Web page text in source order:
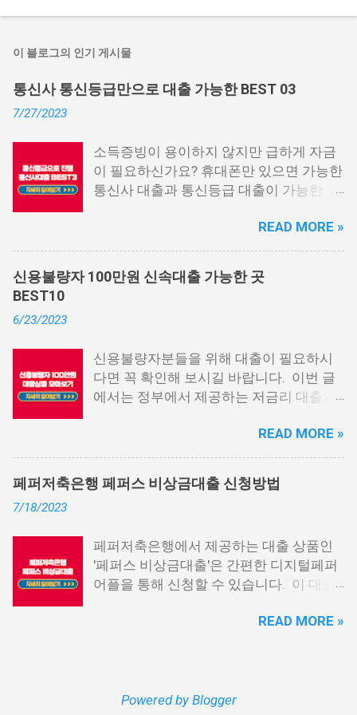
이 블로그의 인기 게시물
통신사 통신등급만으로 대출 가능한 BEST 03
7/27/2023
소득증빙이 용이하지 않지만 급하게 자금
이 필요하신가요? 휴대폰만 있으면 가능한
통신사 대출과 통신등급 대출이 가능한 곳
신사 대출이란? 급히 자금이 필요한 상황
이 발생하면, 때로는 소액 대출을 고려해야
할 수도 있습니다. 하지만 이직 준비로 인
해 무직 상태이거나 소득 증빙이 어려운 상
대출 상품은 휴대폰만 있으면 간편하게 신
청할 수 있으며, 통신 등급에 따라 대출이
가능합니다. 마치 신용등급처럼 등급별로
부 내역과 장기간에 걸쳐 통신사를 이용한
우량한 고객이면, 추가 혜택도 받을 수 있
습니다. 급히 자금이 필요한 경우, 소액 대
출이 용이하지 않을 수 있습니다. 특히, 현
해야 할 수도 있습니다. 그러나 통신사 대
출을 고민해보셨다면, 무직자에게는 매우
기쁜 소식일 것입니다. 통신사 대출은 휴대
통신 사용량을 토대로 신용 등급을 부여하
다. 통신사 대출 및 통신 등급 대출이 가능
READ MORE »
신용불량자 100만원 신속대출 가능한 곳
BEST10
6/23/2023
신용불량자분들을 위해 대출이 필요하시
다면 꼭 확인해 보시길 바랍니다. 이번 글
에서는 정부에서 제공하는 저금리 대출과
상위 10개 상품을 추천해 드립니다. 📌 목
차 1. 소액생계비대출: 연체자 100만원 대
출 2. 신용회복위원회 성실상환자대출 3.
신용회복위원회 비대면 간편대출 4. 햇살
7. 국민행복기금 소액대출 8. 웰컴저축은
행 웰컴희망대출 9. 미래크레디트대부 10.
신용불량자 자동차담보대출 11. 결론 1. 소
생계비대출은 2023년 3월부터 시작된 정
니다. 단, 한정된 예산으로 가장 취약한 계
READ MORE »
페퍼저축은행 페퍼스 비상금대출 신청방법
7/18/2023
페퍼저축은행에서 제공하는 대출 상품인
'페퍼스 비상금대출'은 간편한 디지털페퍼
어플을 통해 신청할 수 있습니다. 이 대출
출 한도를 제공하며, 프리랜서 분들과 같이
출 상품은 최대 500만원까지 대출 가능하
READ MORE »
Powered by Blogger